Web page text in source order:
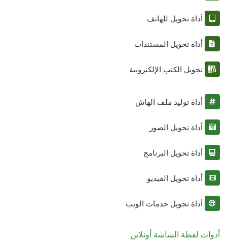
أداة تحويل للهاتف
أداة تحويل المستندات
تحويل الكتب الإلكترونية
أداة توليد ملف الهاش
أداة تحويل الصور
أداة تحويل البرنامج
أداة تحويل الفيديو
أداة تحويل خدمات الويب
أدوات لقطة الشاشة أونلاين